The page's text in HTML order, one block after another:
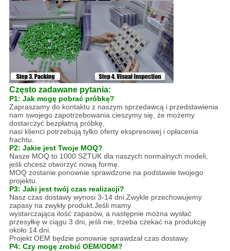
Często zadawane pytania:
P1: Jak mogę pobrać próbkę?
Zapraszamy do kontaktu z naszym sprzedawcą i przedstawienia
nam swojego zapotrzebowania.cieszymy się, że możemy
dostarczyć bezpłatną próbkę,
nasi klienci potrzebują tylko oferty ekspresowej i opłacenia
frachtu.
P2: Jakie jest Twoje MOQ?
Nasze MOQ to 1000 SZTUK dla naszych normalnych modeli,
jeśli chcesz otworzyć nową formę.
MOQ zostanie ponownie sprawdzone na podstawie twojego
projektu.
P3: Jaki jest twój czas realizacji?
Nasz czas dostawy wynosi 3-14 dni.Zwykle przechowujemy
zapasy na zwykły produkt.Jeśli mamy
wystarczająca ilość zapasów, a następnie można wysłać
przesyłkę w ciągu 3 dni, jeśli nie, trzeba czekać na produkcję
około 14 dni.
Projekt OEM będzie ponownie sprawdzał czas dostawy.
P4: Czy mogę zrobić OEM/ODM?